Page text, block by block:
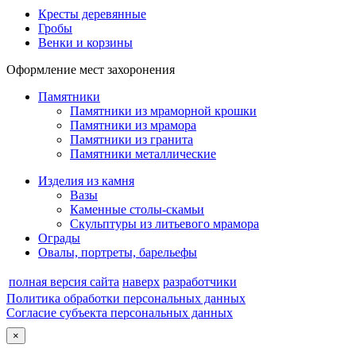
Кресты деревянные
Гробы
Венки и корзины
Оформление мест захоронения
Памятники
Памятники из мраморной крошки
Памятники из мрамора
Памятники из гранита
Памятники металлические
Изделия из камня
Вазы
Каменные столы-скамьи
Скульптуры из литьевого мрамора
Ограды
Овалы, портреты, барельефы
полная версия сайта наверх разработчики
Политика обработки персональных данных
Согласие субъекта персональных данных
×